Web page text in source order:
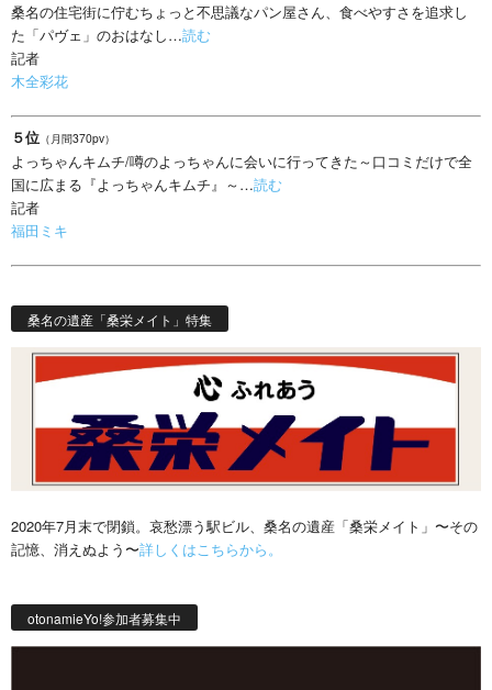
桑名の住宅街に佇むちょっと不思議なパン屋さん、食べやすさを追求し
た「パヴェ」のおはなし…読む
記者
木全彩花
５位 （月間370pv）
よっちゃんキムチ/噂のよっちゃんに会いに行ってきた～口コミだけで全
国に広まる『よっちゃんキムチ』～…読む
記者
福田ミキ
桑名の遺産「桑栄メイト」特集
2020年7月末で閉鎖。哀愁漂う駅ビル、桑名の遺産「桑栄メイト」〜その
記憶、消えぬよう〜詳しくはこちらから。
otonamieYo!参加者募集中